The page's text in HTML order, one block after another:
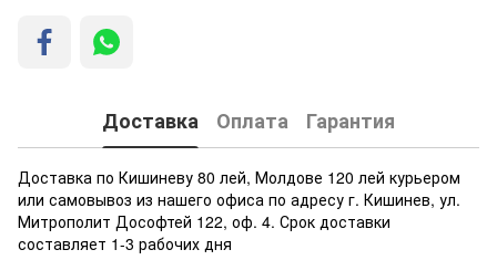
Доставка Оплата Гарантия
Доставка по Кишиневу 80 лей, Молдове 120 лей курьером
или самовывоз из нашего офиса по адресу г. Кишинев, ул.
Митрополит Дософтей 122, оф. 4. Срок доставки
составляет 1-3 рабочих дня